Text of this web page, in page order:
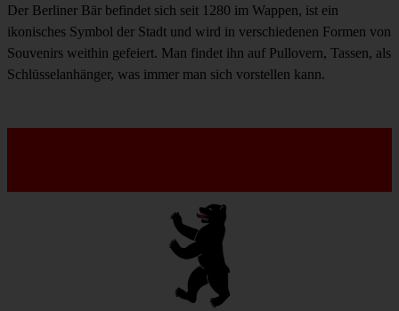
Der Berliner Bär befindet sich seit 1280 im Wappen, ist ein
ikonisches Symbol der Stadt und wird in verschiedenen Formen von
Souvenirs weithin gefeiert. Man findet ihn auf Pullovern, Tassen, als
Schlüsselanhänger, was immer man sich vorstellen kann.